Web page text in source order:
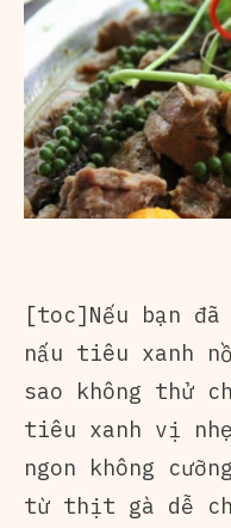
[toc]Nếu bạn đã
nấu tiêu xanh
sao không thử
tiêu xanh vị nhẹ
ngon không
từ thịt gà dễ